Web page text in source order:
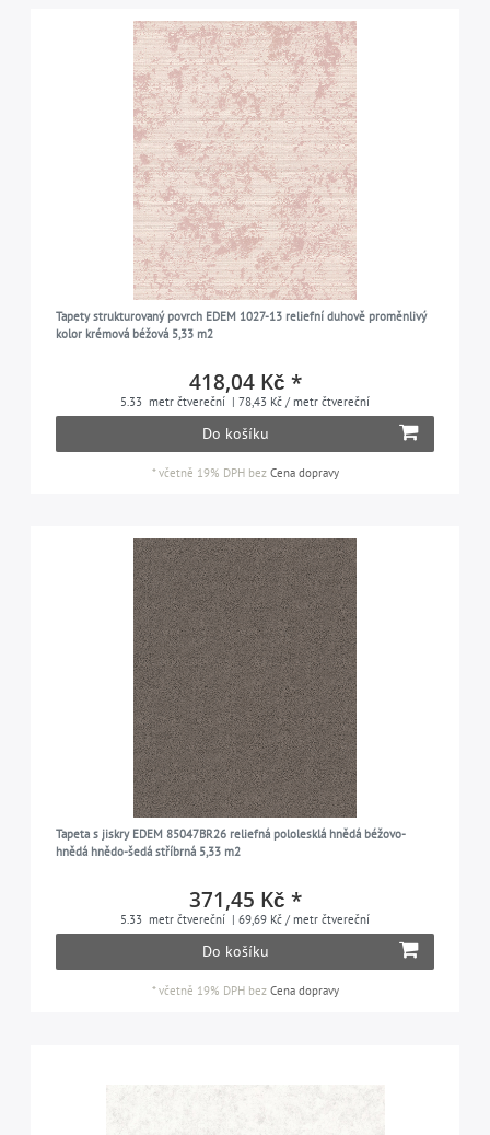
Tapety strukturovaný povrch EDEM 1027-13 reliefní duhově proměnlivý
kolor krémová béžová 5,33 m2
418,04 Kč *
5.33 metr čtvereční | 78,43 Kč / metr čtvereční
Do košíku
*včetně 19% DPHbez Cena dopravy
Tapeta s jiskry EDEM 85047BR26 reliefná pololesklá hnědá béžovo-
hnědá hnědo-šedá stříbrná 5,33 m2
371,45 Kč *
5.33 metr čtvereční | 69,69 Kč / metr čtvereční
Do košíku
*včetně 19% DPHbez Cena dopravy